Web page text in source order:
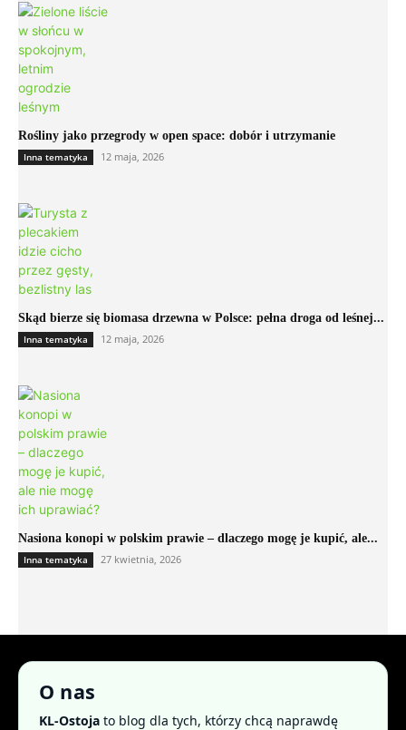
Rośliny jako przegrody w open space: dobór i utrzymanie
Inna tematyka 12 maja, 2026
Skąd bierze się biomasa drzewna w Polsce: pełna droga od leśnej...
Inna tematyka 12 maja, 2026
Nasiona konopi w polskim prawie – dlaczego mogę je kupić, ale...
Inna tematyka 27 kwietnia, 2026
O nas
KL-Ostoja to blog dla tych, którzy chcą naprawdę